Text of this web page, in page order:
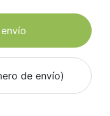
de envío)